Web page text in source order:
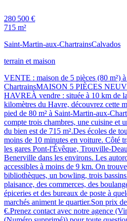
280 500 €
715 m²
Saint-Martin-aux-ChartrainsCalvados
terrain et maison
VENTE : maison de 5 pièces (80 m²)
ChartrainsMAISON 5 PIÈCES
HAVREÀ vendre : située à 10 km de
kilomètres du Havre, découvrez cette
pied de 80 m² à Saint-Martin-aux-
compte trois chambres, une cuisine et
du bien est de 715 m².Des écoles de
moins de 10 minutes en voiture. Côté
les gares Pont-l'Évêque, Trouville-
Benerville dans les environs. Les
accessibles à moins de 9 km. On
bibliothèques, un bowling, trois
plaisance, des commerces, des
épiceries et des bureaux de poste à
marchés animent le quartier.Son prix
€.Prenez contact avec notre agence